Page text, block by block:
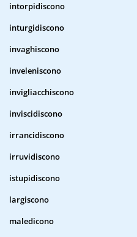
intorpidiscono
inturgidiscono
invaghiscono
inveleniscono
invigliacchiscono
inviscidiscono
irrancidiscono
irruvidiscono
istupidiscono
largiscono
maledicono